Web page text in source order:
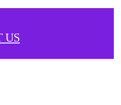
US